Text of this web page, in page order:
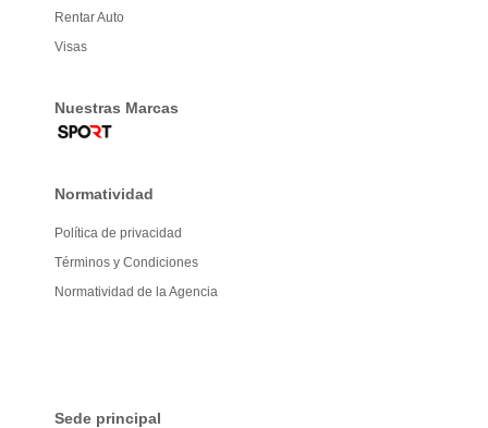
Rentar Auto
Visas
Nuestras Marcas
Normatividad
Política de privacidad
Términos y Condiciones
Normatividad de la Agencia
Sede principal